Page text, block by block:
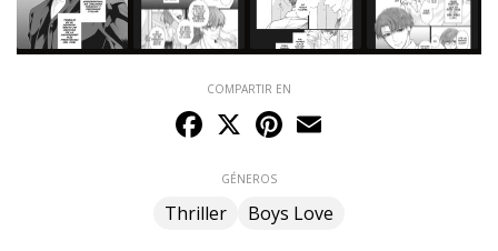
COMPARTIR EN
Facebook
X Pinterest
GÉNEROS
Thriller Boys Love